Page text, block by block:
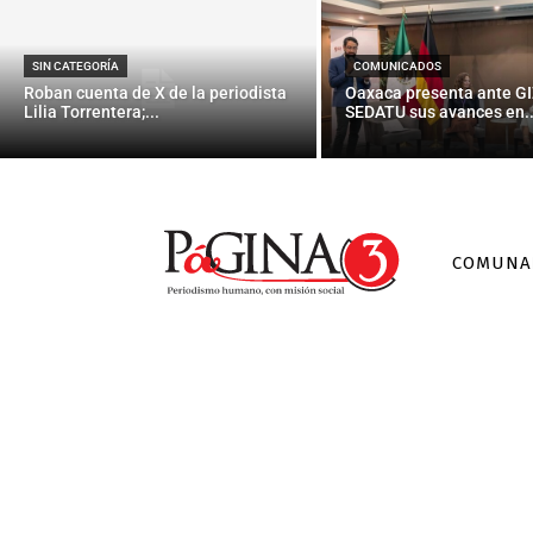
SIN CATEGORÍA
Roban cuenta de X de la periodista
Lilia Torrentera;...
COMUNICADOS
Oaxaca presenta ante
SEDATU sus avances